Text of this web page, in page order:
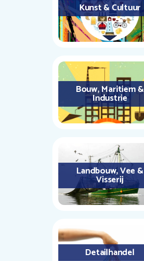
Kunst & Cultuur
Bouw, Maritiem &
Industrie
Landbouw, Vee &
Visserij
Detailhandel